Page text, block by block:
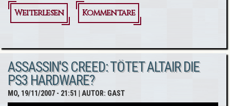
Weiterlesen
über Assassin's
auf
gamecaptain.de
Kommentare
ASSASSIN'S CREED: TÖTET ALTAIR DIE
PS3 HARDWARE?
MO, 19/11/2007 - 21:51 | AUTOR: GAST